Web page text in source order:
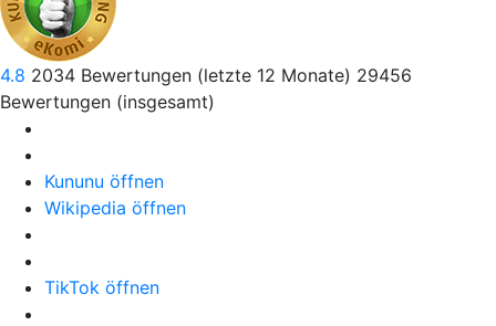
4.8 2034 Bewertungen (letzte 12 Monate) 29456
Bewertungen (insgesamt)
Kununu öffnen
Wikipedia öffnen
TikTok öffnen